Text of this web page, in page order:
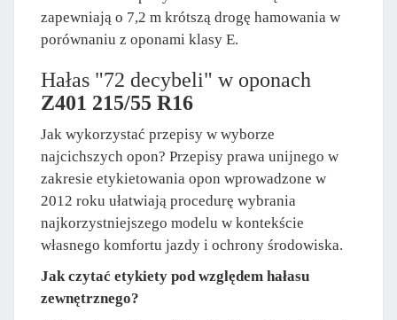
zapewniają o 7,2 m krótszą drogę hamowania w
porównaniu z oponami klasy E.
Hałas "72 decybeli" w oponach
Z401 215/55 R16
Jak wykorzystać przepisy w wyborze
najcichszych opon? Przepisy prawa unijnego w
zakresie etykietowania opon wprowadzone w
2012 roku ułatwiają procedurę wybrania
najkorzystniejszego modelu w kontekście
własnego komfortu jazdy i ochrony środowiska.
Jak czytać etykiety pod względem hałasu
zewnętrznego?